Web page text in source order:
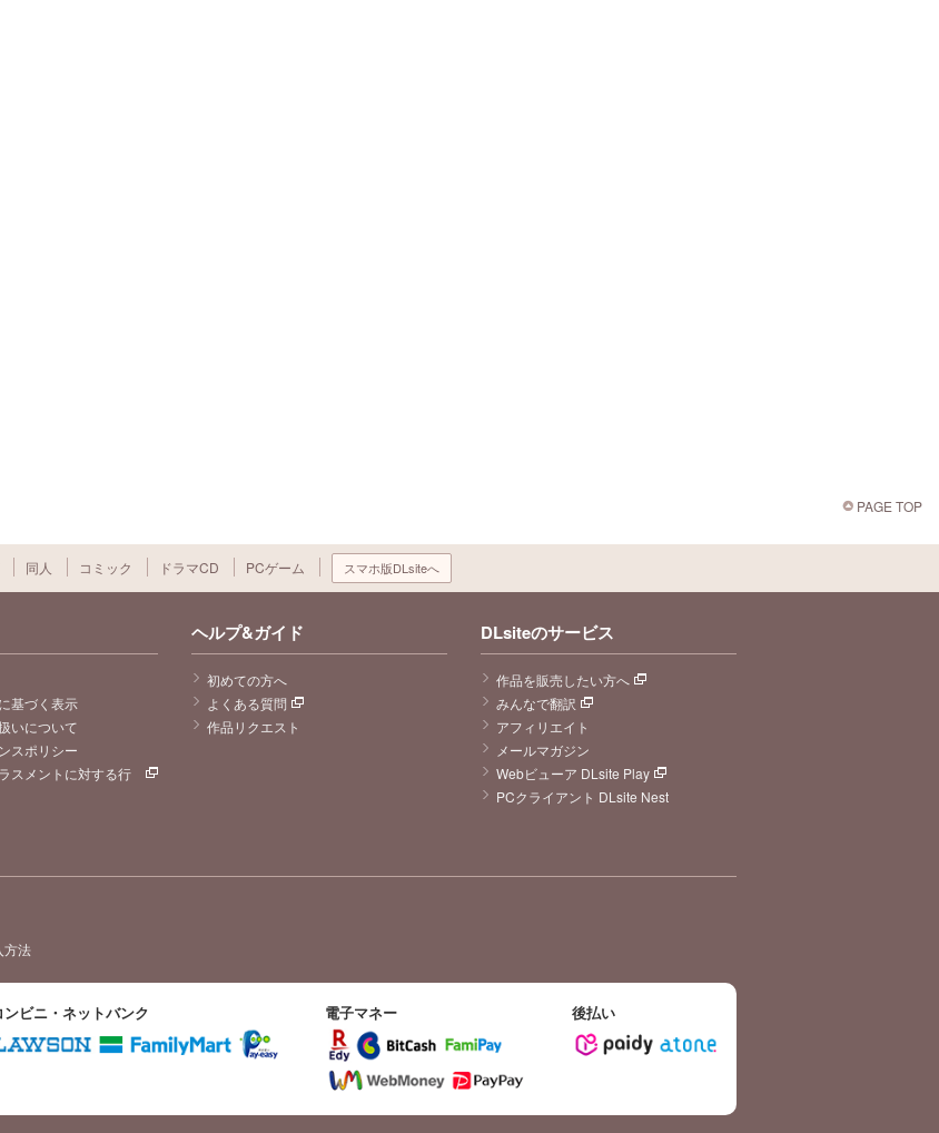
PAGE TOP
同人 コミック ドラマCD PCゲーム スマホ版DLsiteへ
基づく表示
いについて
スポリシー
スメントに対する行
ヘルプ&ガイド
初めての方へ
よくある質問
作品リクエスト
DLsiteのサービス
作品を販売したい方へ
みんなで翻訳
アフィリエイト
メールマガジン
Webビューア DLsite Play
PCクライアント DLsite Nest
方法
ンビニ・ネットバンク 電子マネー 後払い